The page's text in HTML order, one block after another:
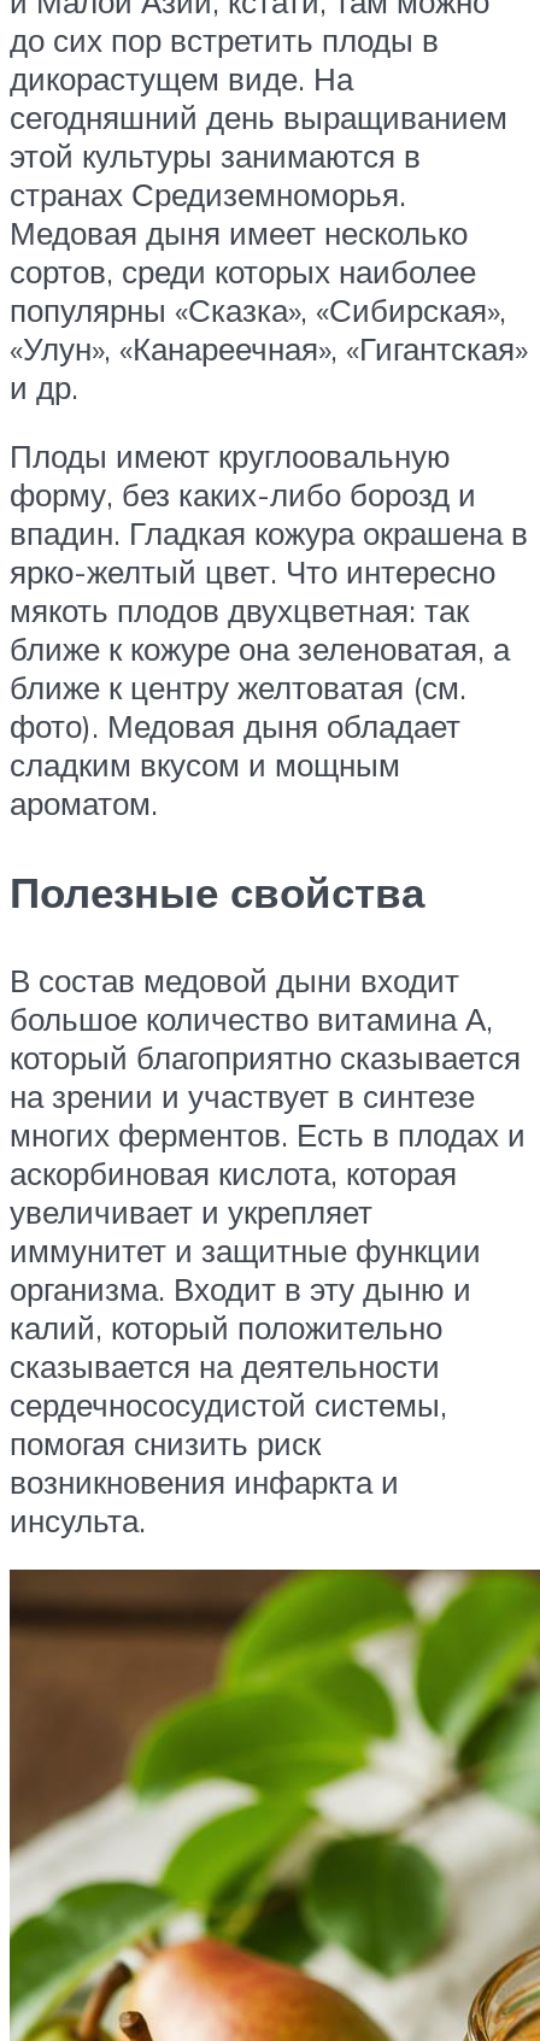
до сих пор встретить плоды в
дикорастущем виде. На
сегодняшний день выращиванием
этой культуры занимаются в
странах Средиземноморья.
Медовая дыня имеет несколько
сортов, среди которых наиболее
популярны «Сказка», «Сибирская»,
«Улун», «Канареечная», «Гигантская»
и др.
Плоды имеют круглоовальную
форму, без каких-либо борозд и
впадин. Гладкая кожура окрашена в
ярко-желтый цвет. Что интересно
мякоть плодов двухцветная: так
ближе к кожуре она зеленоватая, а
ближе к центру желтоватая (см.
фото). Медовая дыня обладает
сладким вкусом и мощным
ароматом.
Полезные свойства
В состав медовой дыни входит
большое количество витамина А,
который благоприятно сказывается
на зрении и участвует в синтезе
многих ферментов. Есть в плодах и
аскорбиновая кислота, которая
увеличивает и укрепляет
иммунитет и защитные функции
организма. Входит в эту дыню и
калий, который положительно
сказывается на деятельности
сердечнососудистой системы,
помогая снизить риск
возникновения инфаркта и
инсульта.